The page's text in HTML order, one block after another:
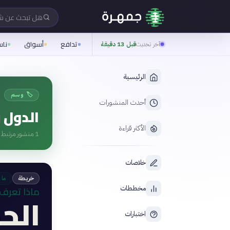
هل تبحث عن
آخر تحديثقبل 13 دقيقة تدافع أسواق
الرئيسية
أحدث المنشورات
الأكثر قراءة
خلاصات
مخططات
اختبارات
🏷️ وسم
1 منشور
خريطة
ماذا